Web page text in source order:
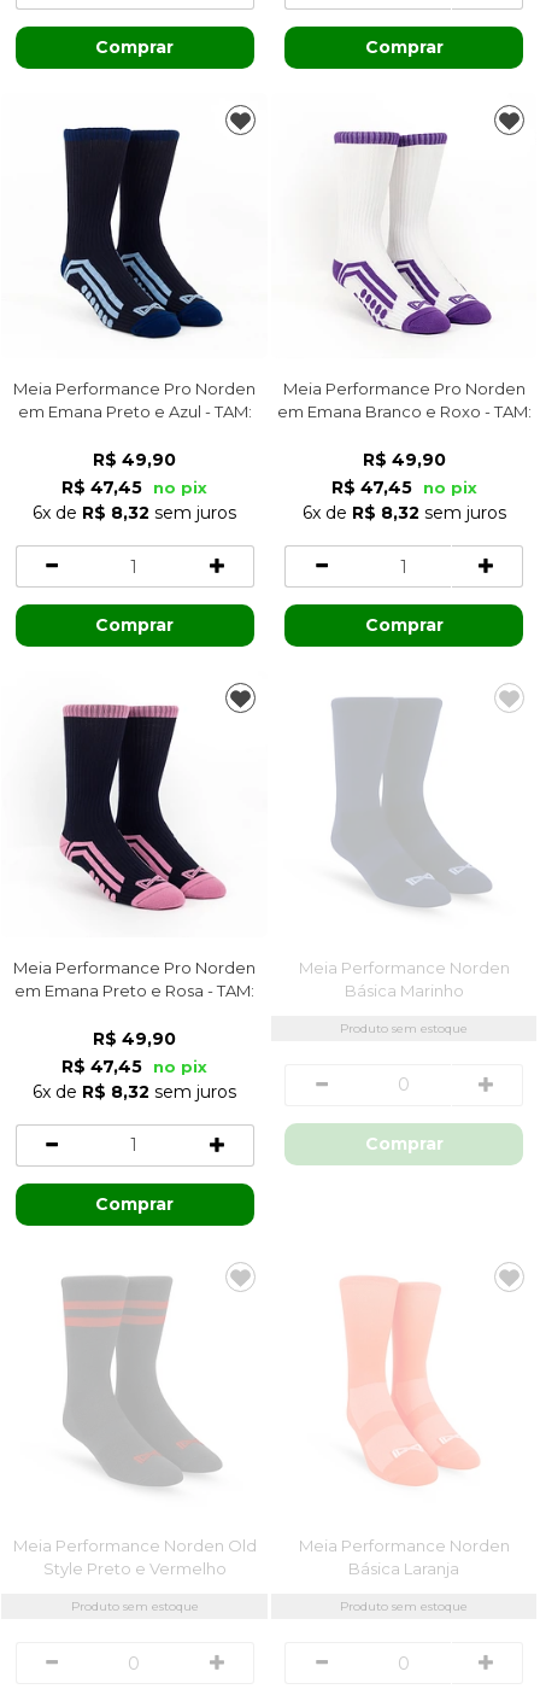
Comprar Comprar
Meia Performance Pro Norden
em Emana Preto e Azul - TAM:
R$ 49,90
R$ 47,45
no pix
6x de R$ 8,32 sem juros
Comprar
Meia Performance Pro Norden
em Emana Branco e Roxo - TAM:
R$ 49,90
R$ 47,45
no pix
6xde R$ 8,32 sem juros
Comprar
Meia Performance Pro Norden
em Emana Preto e Rosa - TAM:
R$ 49,90
R$ 47,45
no pix
6x de R$ 8,32 sem juros
Comprar
Meia Performance Norden
Básica Marinho
Produto sem estoque
Comprar
Meia Performance Norden Old
Style Preto e Vermelho
Produto sem estoque
Meia Performance Norden
Básica Laranja
Produto sem estoque